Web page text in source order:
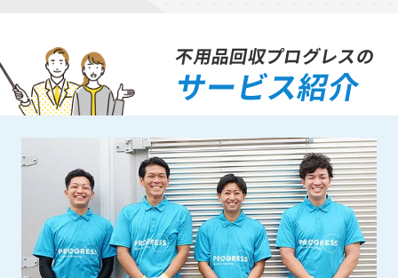
不用品回収プログレスの
サービス紹介